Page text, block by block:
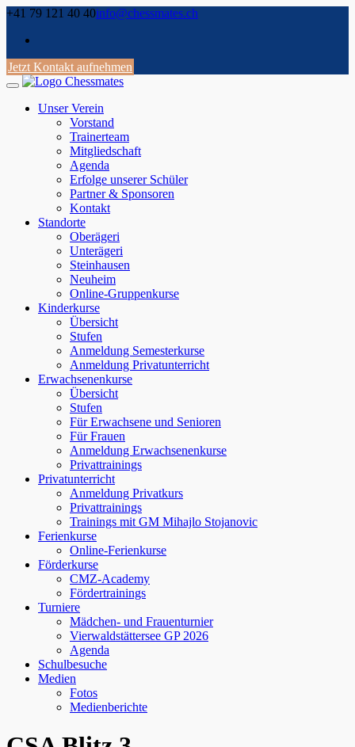
Skip
content
+41 79 121 40 40info@chessmates.ch
Jetzt Kontakt aufnehmen
Unser Verein
Vorstand
Trainerteam
Mitgliedschaft
Agenda
Erfolge unserer Schüler
Partner & Sponsoren
Kontakt
Standorte
Oberägeri
Unterägeri
Steinhausen
Neuheim
Online-Gruppenkurse
Kinderkurse
Übersicht
Stufen
Anmeldung Semesterkurse
Anmeldung Privatunterricht
Erwachsenenkurse
Übersicht
Stufen
Für Erwachsene und Senioren
Für Frauen
Anmeldung Erwachsenenkurse
Privattrainings
Privatunterricht
Anmeldung Privatkurs
Privattrainings
Trainings mit GM Mihajlo Stojanovic
Ferienkurse
Online-Ferienkurse
Förderkurse
CMZ-Academy
Fördertrainings
Turniere
Mädchen- und Frauenturnier
Vierwaldstättersee GP 2026
Agenda
Schulbesuche
Medien
Fotos
Medienberichte